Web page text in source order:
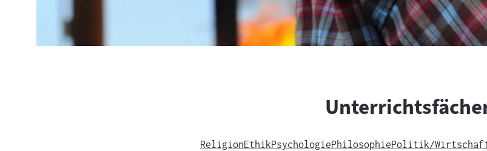
ReligionEthikPsychologiePhilosophiePolitik/